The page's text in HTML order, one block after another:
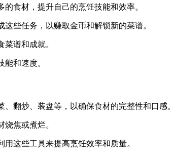
食材，提升自己的烹饪技能和效率。
些任务，以赚取金币和解锁新的菜谱。
谱和成就。
和速度。
翻炒、装盘等，以确保食材的完整性和口感。
焦或煮烂。
这些工具来提高烹饪效率和质量。